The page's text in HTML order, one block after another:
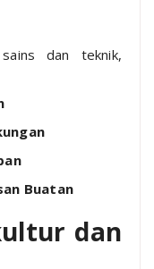
dan teknik,
Buatan
dan